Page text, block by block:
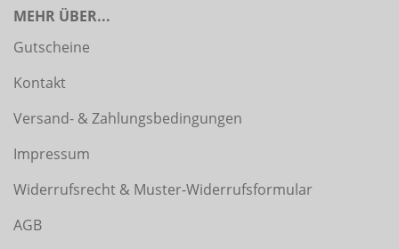
MEHR ÜBER...
Gutscheine
Kontakt
Versand- & Zahlungsbedingungen
Impressum
Widerrufsrecht & Muster-Widerrufsformular
AGB